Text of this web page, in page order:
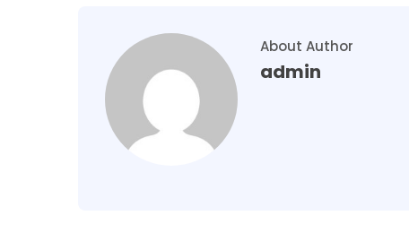
About Author
admin